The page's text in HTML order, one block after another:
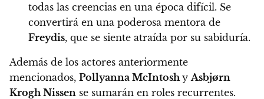
todas las creencias en una época difícil. Se
convertirá en una poderosa mentora de
Freydis, que se siente atraída por su sabiduría.
Además de los actores anteriormente
mencionados, Pollyanna McIntosh y Asbjørn
Krogh Nissen se sumarán en roles recurrentes.